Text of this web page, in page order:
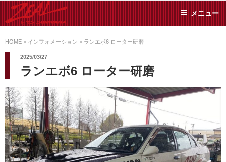
ン
ツ
ス
キ
ッ
プ
SUMIYAMA
た日常メンテから各種チ
ューニングまで、車に関
リーでお任せください!
メニュー
HOME > インフォメーション > ランエボ6 ローター研磨
2025/03/27
ランエボ6 ローター研磨